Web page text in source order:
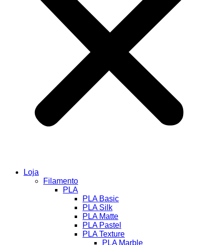
Loja
Filamento
PLA
PLA Basic
PLA Silk
PLA Matte
PLA Pastel
PLA Texture
PLA Marble